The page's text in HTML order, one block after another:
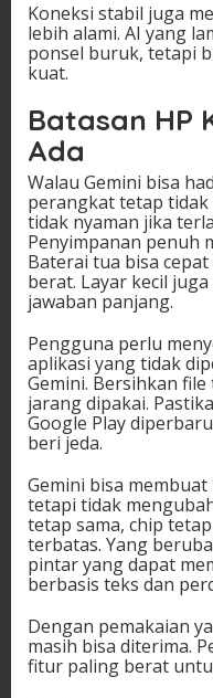
Koneksi stabil juga
lebih alami. AI yang
ponsel buruk, tetapi
kuat.
Batasan HP
Ada
Walau Gemini bisa
perangkat tetap tidak
tidak nyaman jika
Penyimpanan penuh
Baterai tua bisa
berat. Layar kecil
jawaban panjang.
Pengguna perlu
aplikasi yang tidak
Gemini. Bersihkan
jarang dipakai.
Google Play
beri jeda.
Gemini bisa
tetapi tidak
tetap sama, chip
terbatas. Yang
pintar yang dapat
berbasis teks dan
Dengan pemakaian
masih bisa diterima.
fitur paling berat